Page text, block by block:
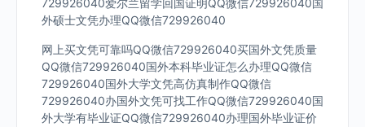
729926040爱尔兰留学回国证明QQ微信729926040国
外硕士文凭办理QQ微信729926040
网上买文凭可靠吗QQ微信729926040买国外文凭质量
QQ微信729926040国外本科毕业证怎么办理QQ微信
729926040国外大学文凭高仿真制作QQ微信
729926040办国外文凭可找工作QQ微信729926040国
外大学有毕业证QQ微信729926040办理国外毕业证价